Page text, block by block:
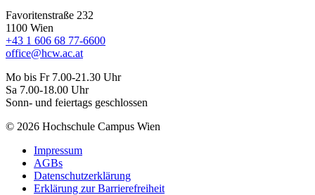
Favoritenstraße 232
1100 Wien
+43 1 606 68 77-6600
office@hcw.ac.at
Mo bis Fr 7.00-21.30 Uhr
Sa 7.00-18.00 Uhr
Sonn- und feiertags geschlossen
© 2026 Hochschule Campus Wien
Impressum
AGBs
Datenschutzerklärung
Erklärung zur Barrierefreiheit